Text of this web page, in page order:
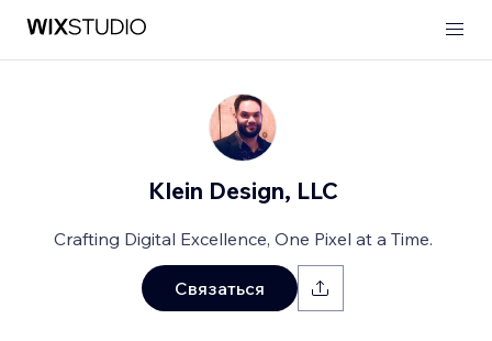
Klein Design, LLC
Crafting Digital Excellence, One Pixel at a Time.
Связаться